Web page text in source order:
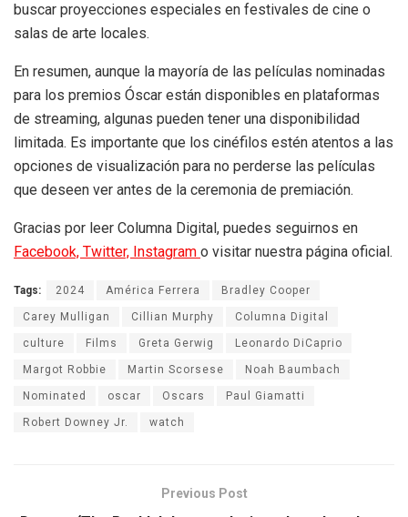
buscar proyecciones especiales en festivales de cine o
salas de arte locales.
En resumen, aunque la mayoría de las películas nominadas
para los premios Óscar están disponibles en plataformas
de streaming, algunas pueden tener una disponibilidad
limitada. Es importante que los cinéfilos estén atentos a las
opciones de visualización para no perderse las películas
que deseen ver antes de la ceremonia de premiación.
Gracias por leer Columna Digital, puedes seguirnos en
Facebook, Twitter, Instagram o visitar nuestra página oficial.
Tags: 2024 América Ferrera Bradley Cooper
Carey Mulligan Cillian Murphy Columna Digital
culture Films Greta Gerwig Leonardo DiCaprio
Margot Robbie Martin Scorsese Noah Baumbach
Nominated oscar Oscars Paul Giamatti
Robert Downey Jr. watch
Previous Post